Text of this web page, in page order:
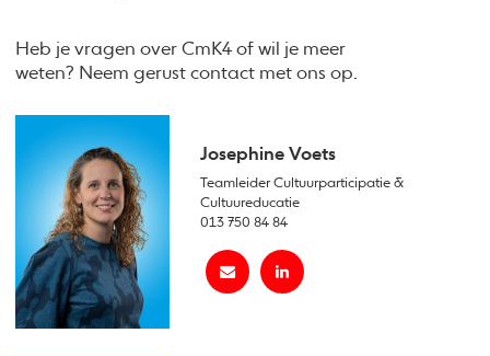
Heb je vragen over CmK4 of wil je meer
weten? Neem gerust contact met ons op.
Josephine Voets
Teamleider Cultuurparticipatie &
Cultuureducatie
013 750 84 84